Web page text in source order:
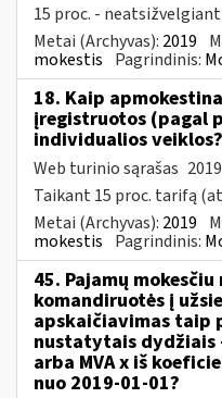
15 proc. - neatsižvelgiant
Metai (Archyvas): 2019
mokestis Pagrindinis:
18. Kaip
įregistruotos (pagal
individualios veiklos?
Web turinio sąrašas
Taikant 15 proc. tarifą
Metai (Archyvas): 2019
mokestis Pagrindinis:
45. Pajamų
komandiruotės į
apskaičiavimas taip
nustatytais dydžiais
arba MVA x iš
nuo 2019-01-01?